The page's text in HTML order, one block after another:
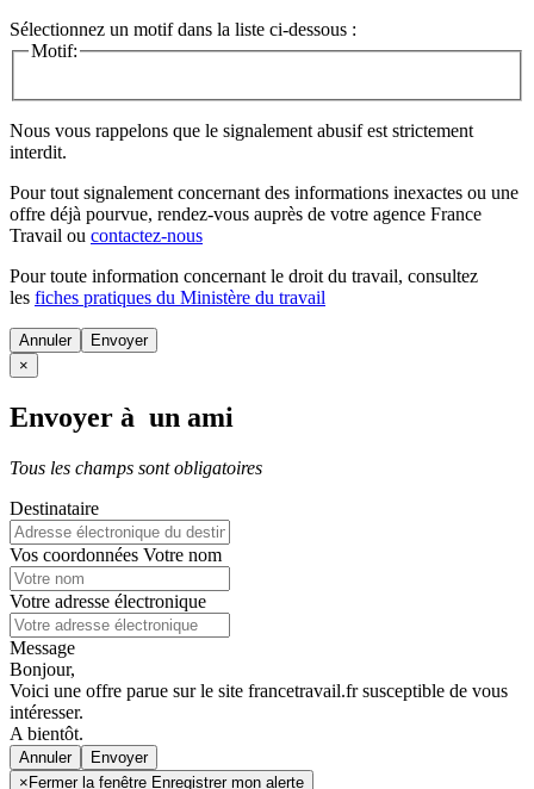
Sélectionnez un motif dans la liste ci-dessous :
Motif:
Nous vous rappelons que le signalement abusif est strictement
interdit.
Pour tout signalement concernant des informations inexactes ou une
offre déjà pourvue, rendez-vous auprès de votre agence France
Travail ou contactez-nous
Pour toute information concernant le droit du travail, consultez
les fiches pratiques du Ministère du travail
Annuler
×
Envoyer à un ami
Tous les champs sont obligatoires
Destinataire
Vos coordonnées Votre nom
Votre adresse électronique
Message
Bonjour,
Voici une offre parue sur le site francetravail.fr susceptible de vous
intéresser.
A bientôt.
Annuler
× Fermer la fenêtre Enregistrer mon alerte